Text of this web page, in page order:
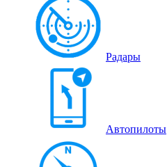
Радары
Автопилоты